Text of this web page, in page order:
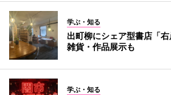
学ぶ・知る
出町柳にシェア型書店「
雑貨・作品展示も
学ぶ・知る